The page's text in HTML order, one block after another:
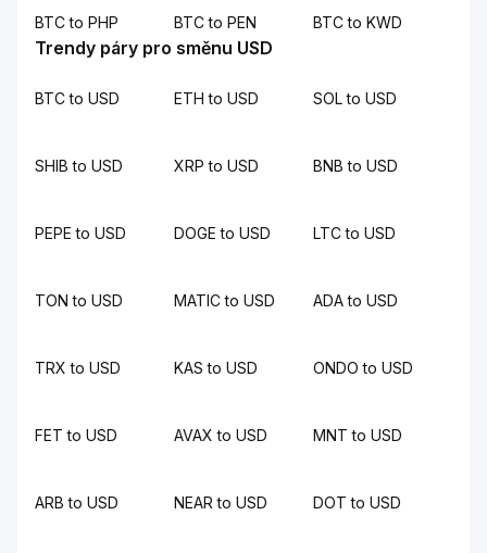
BTC to PHP BTC to PEN BTC to KWD
Trendy páry pro směnu USD
BTC to USD ETH to USD SOL to USD
SHIB to USD XRP to USD BNB to USD
PEPE to USD DOGE to USD LTC to USD
TON to USD MATIC to USD ADA to USD
TRX to USD KAS to USD ONDO to USD
FET to USD AVAX to USD MNT to USD
ARB to USD NEAR to USD DOT to USD